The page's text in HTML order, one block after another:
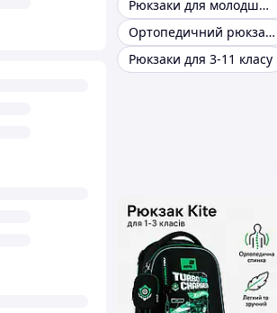
Рюкзаки для молодшої школи
Ортопедичний рюкзак до школи
Рюкзаки для 3-11 класу